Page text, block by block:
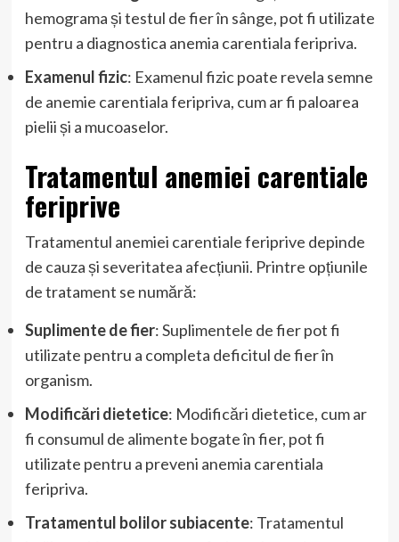
hemograma și testul de fier în sânge, pot fi utilizate
pentru a diagnostica anemia carentiala feripriva.
Examenul fizic: Examenul fizic poate revela semne
de anemie carentiala feripriva, cum ar fi paloarea
pielii și a mucoaselor.
Tratamentul anemiei carentiale
feriprive
Tratamentul anemiei carentiale feriprive depinde
de cauza și severitatea afecțiunii. Printre opțiunile
de tratament se numără:
Suplimente de fier: Suplimentele de fier pot fi
utilizate pentru a completa deficitul de fier în
organism.
Modificări dietetice: Modificări dietetice, cum ar
fi consumul de alimente bogate în fier, pot fi
utilizate pentru a preveni anemia carentiala
feripriva.
Tratamentul bolilor subiacente: Tratamentul